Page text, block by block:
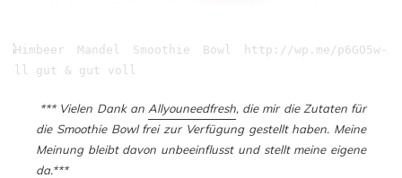
*** Vielen Dank an Allyouneedfresh, die mir die Zutaten für
die Smoothie Bowl frei zur Verfügung gestellt haben. Meine
Meinung bleibt davon unbeeinflusst und stellt meine eigene
da.***